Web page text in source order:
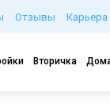
Отзывы Карьера
Вторичка